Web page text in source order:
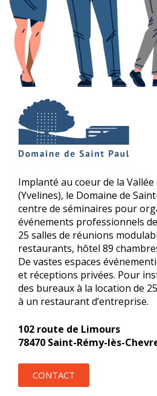
Implanté au coeur de la Vallée
(Yvelines), le Domaine de
centre de séminaires pour
événements professionnels
25 salles de réunions
restaurants, hôtel 89
De vastes espaces
et réceptions privées. Pour
des bureaux à la location de
à un restaurant d’entreprise.
102 route de Limours
78470 Saint-Rémy-lès-
CONTACT